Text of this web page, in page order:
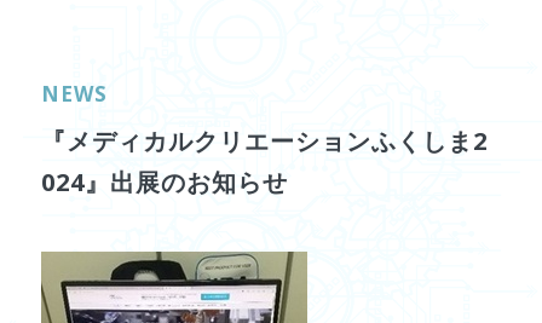
NEWS
『メディカルクリエーションふくしま2
024』出展のお知らせ